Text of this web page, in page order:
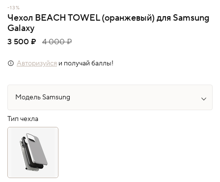
-13%
Чехол BEACH TOWEL (оранжевый) для Samsung
Galaxy
3 500 ₽ 4 000 ₽
Авторизуйся и получай баллы!
Тип чехла